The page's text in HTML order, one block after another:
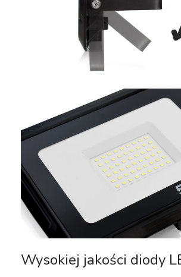
Wysokiej jakości diody